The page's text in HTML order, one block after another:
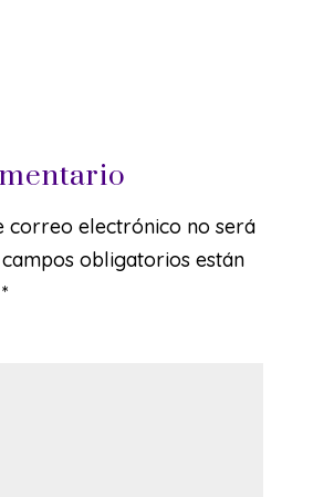
correo electrónico no será
obligatorios están
*